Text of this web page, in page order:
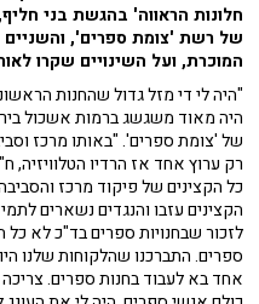
כיצד הפכה רשת 'צומת ספרים'
המרכז המסחרי בסיפור? בפרק
חלונות הראווה' בהגשת בני
של רשת 'צומת ספרים',
המוכרת, ועל השינויים שקרו
"היה לי די מזל גדול שהחנות
היה מאוד משגשג ברמות אשכול
של 'צומת ספרים'. "באותו מרכז
רק ערוץ אחד אז הרדיו הטלוויזיה,